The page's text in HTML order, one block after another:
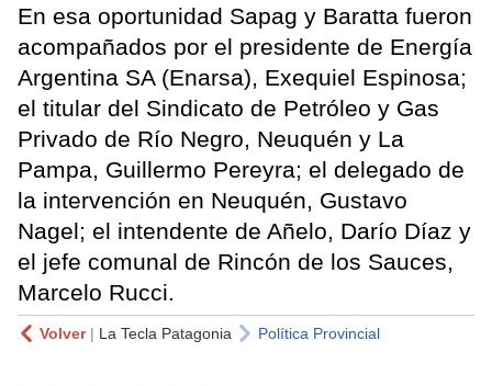
En esa oportunidad Sapag y Baratta fueron
acompañados por el presidente de Energía
Argentina SA (Enarsa), Exequiel Espinosa;
el titular del Sindicato de Petróleo y Gas
Privado de Río Negro, Neuquén y La
Pampa, Guillermo Pereyra; el delegado de
la intervención en Neuquén, Gustavo
Nagel; el intendente de Añelo, Darío Díaz y
el jefe comunal de Rincón de los Sauces,
Marcelo Rucci.
Volver| La Tecla Patagonia Política Provincial